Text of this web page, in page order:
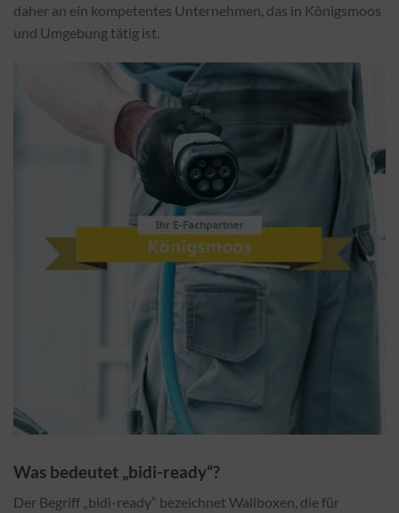
daher an ein kompetentes Unternehmen, das in Königsmoos
und Umgebung tätig ist.
Was bedeutet „bidi-ready“?
Der Begriff „bidi-ready“ bezeichnet Wallboxen, die für